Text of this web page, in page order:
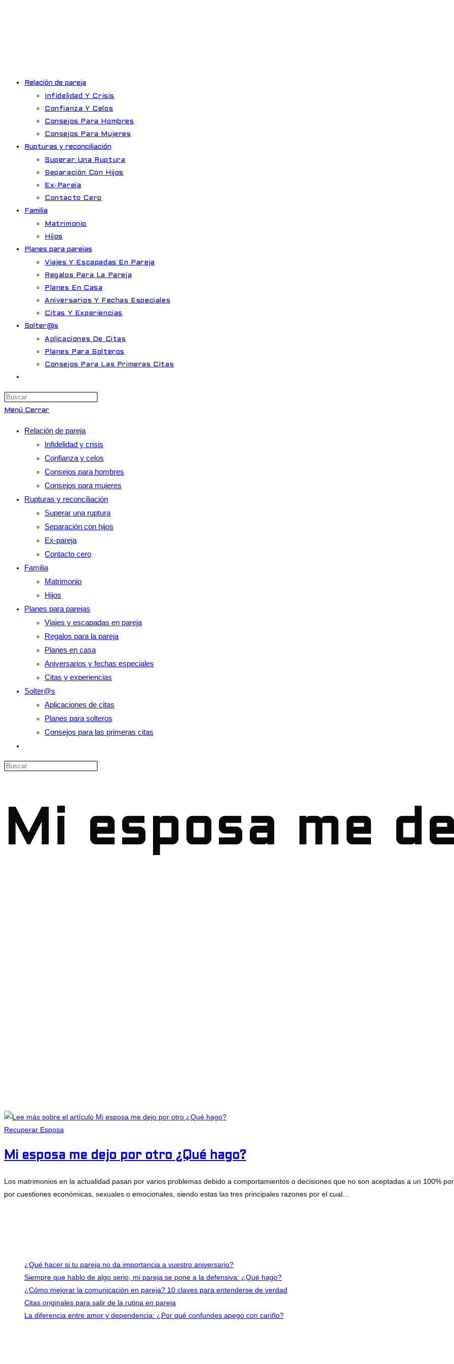
Relación de pareja
Infidelidad Y Crisis
Confianza Y Celos
Consejos Para Hombres
Consejos Para Mujeres
Rupturas y reconciliación
Superar Una Ruptura
Separación Con Hijos
Ex-Pareja
Contacto Cero
Familia
Matrimonio
Hijos
Planes para parejas
Viajes Y Escapadas En Pareja
Regalos Para La Pareja
Planes En Casa
Aniversarios Y Fechas Especiales
Citas Y Experiencias
Solter@s
Aplicaciones De Citas
Planes Para Solteros
Consejos Para Las Primeras Citas
de
la
web
el
panel
de
búsqueda.
Menú Cerrar
Relación de pareja
Infidelidad y crisis
Confianza y celos
Consejos para hombres
Consejos para mujeres
Rupturas y reconciliación
Superar una ruptura
Separación con hijos
Ex-pareja
Contacto cero
Familia
Matrimonio
Hijos
Planes para parejas
Viajes y escapadas en pareja
Regalos para la pareja
Planes en casa
Aniversarios y fechas especiales
Citas y experiencias
Solter@s
Aplicaciones de citas
Planes para solteros
Consejos para las primeras citas
búsqueda
de
Buscar
Mi esposa me
Recuperar Esposa
Mi esposa me dejo por otro ¿Qué hago?
Los matrimonios en la actualidad pasan por varios problemas debido a comportamientos o decisiones que no son aceptadas a un 100%
por cuestiones económicas, sexuales o emocionales, siendo estas las tres principales razones por el cual…
¿Qué hacer si tu pareja no da importancia a vuestro aniversario?
Siempre que hablo de algo serio, mi pareja se pone a la defensiva: ¿Qué hago?
¿Cómo mejorar la comunicación en pareja? 10 claves para entenderse de verdad
Citas originales para salir de la rutina en pareja
La diferencia entre amor y dependencia: ¿Por qué confundes apego con cariño?